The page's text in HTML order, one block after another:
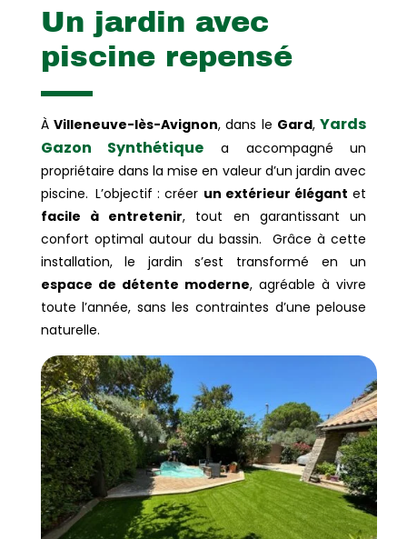
Un jardin avec
piscine repensé
ÀVilleneuve-lès-Avignon, dans le Gard,Yards
Gazon Synthétique a accompagné un
propriétaire dans la mise en valeur d’un jardin avec
piscine. L’objectif : créer un extérieur élégant et
facile à entretenir, tout en garantissant un
confort optimal autour du bassin. Grâce à cette
installation, le jardin s’est transformé en un
espace de détente moderne, agréable à vivre
toute l’année, sans les contraintes d’une pelouse
naturelle.